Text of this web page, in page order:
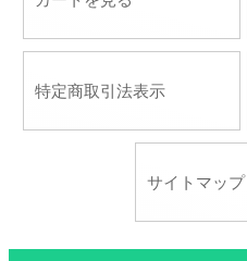
特定商取引法表示
サイトマップ